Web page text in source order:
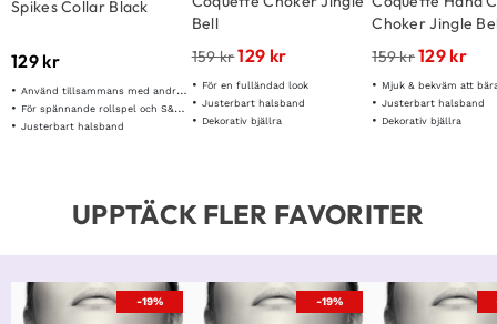
Spikes Collar Black
129 kr
Använd tillsammans med andra bondage tillbehör
För spännande rollspel och S&M lekar
Justerbart halsband
Bell
159kr129 kr
För en fulländad look
Justerbart halsband
Dekorativ bjällra
Choker Jingle
159kr129 kr
Mjuk & bekväm att
Justerbart halsband
Dekorativ bjällra
UPPTÄCK FLER FAVORITER
-19% -19%